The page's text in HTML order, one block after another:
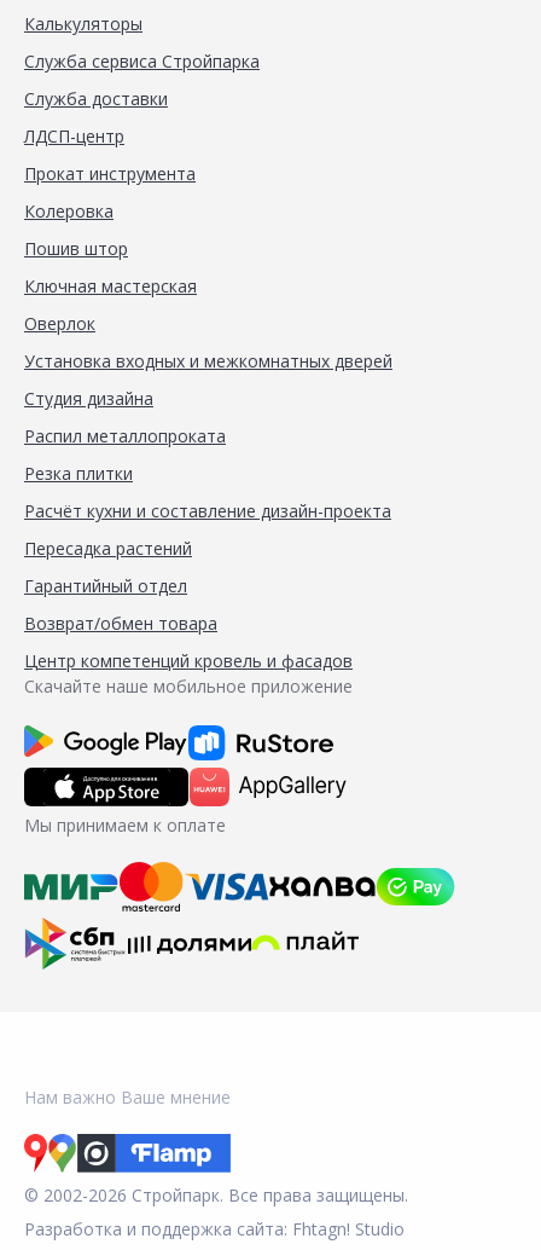
Калькуляторы
Служба сервиса Стройпарка
Служба доставки
ЛДСП-центр
Прокат инструмента
Колеровка
Пошив штор
Ключная мастерская
Оверлок
Установка входных и межкомнатных дверей
Студия дизайна
Распил металлопроката
Резка плитки
Расчёт кухни и составление дизайн-проекта
Пересадка растений
Гарантийный отдел
Возврат/обмен товара
Центр компетенций кровель и фасадов
Скачайте наше мобильное приложение
Мы принимаем к оплате
Нам важно Ваше мнение
© 2002-2026 Стройпарк. Все права защищены.
Разработка и поддержка сайта: Fhtagn! Studio